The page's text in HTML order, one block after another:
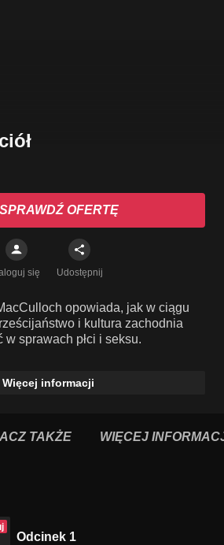
SPRAWDŹ OFERTĘ
się Udostępnij
opowiada, jak w ciągu
i kultura zachodnia
w sprawach płci i seksu.
Więcej informacji
TAKŻE WIĘCEJ
Odcinek 1